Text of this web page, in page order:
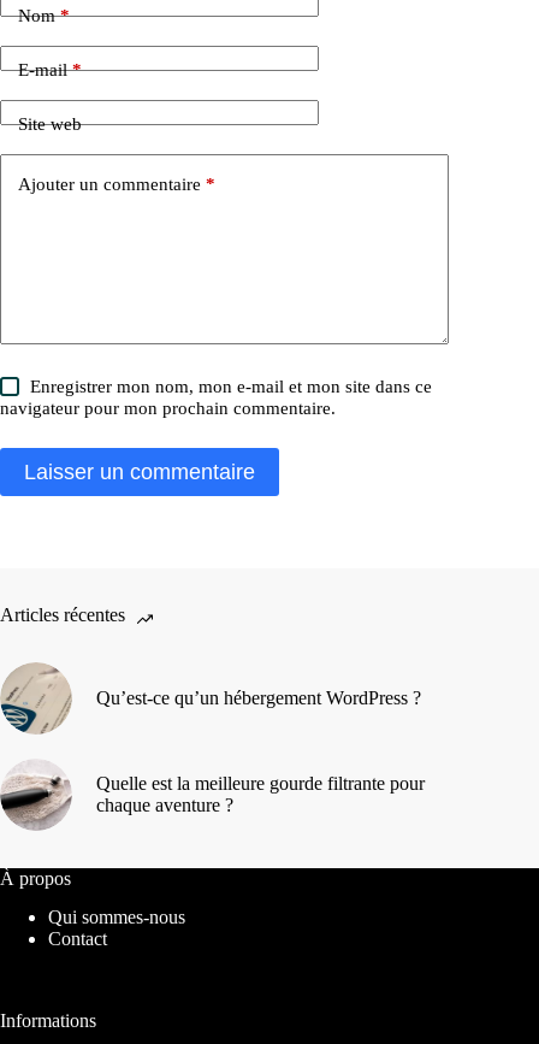
Nom*
E-mail*
Site web
Ajouter un commentaire *
Enregistrer mon nom, mon e-mail et mon site dans ce
navigateur pour mon prochain commentaire.
Laisser un commentaire
Articles récentes
Qu’est-ce qu’un hébergement WordPress ?
Quelle est la meilleure gourde filtrante pour
chaque aventure ?
À propos
Qui sommes-nous
Contact
Informations